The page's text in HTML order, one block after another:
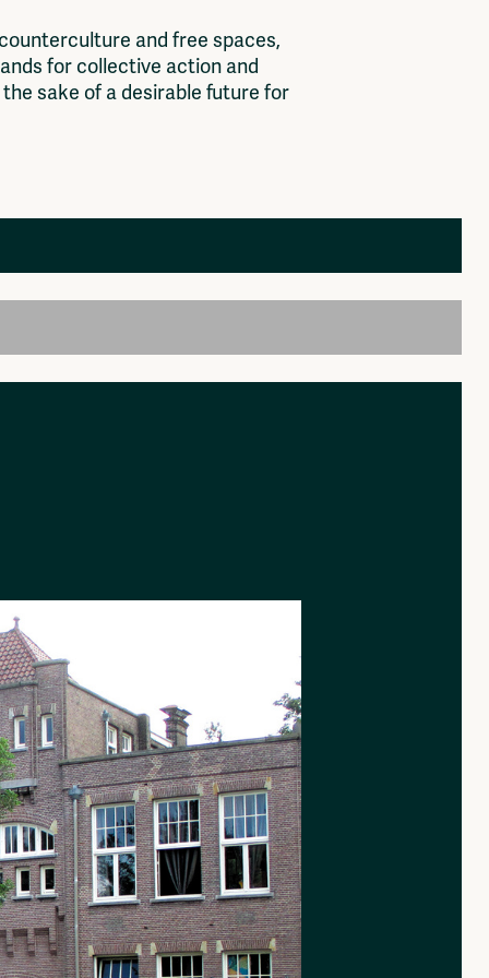
countercu ture and free spaces,
ands for col ective action and
the sake of a desirabl e future for
Log in to portal
CMS for venues